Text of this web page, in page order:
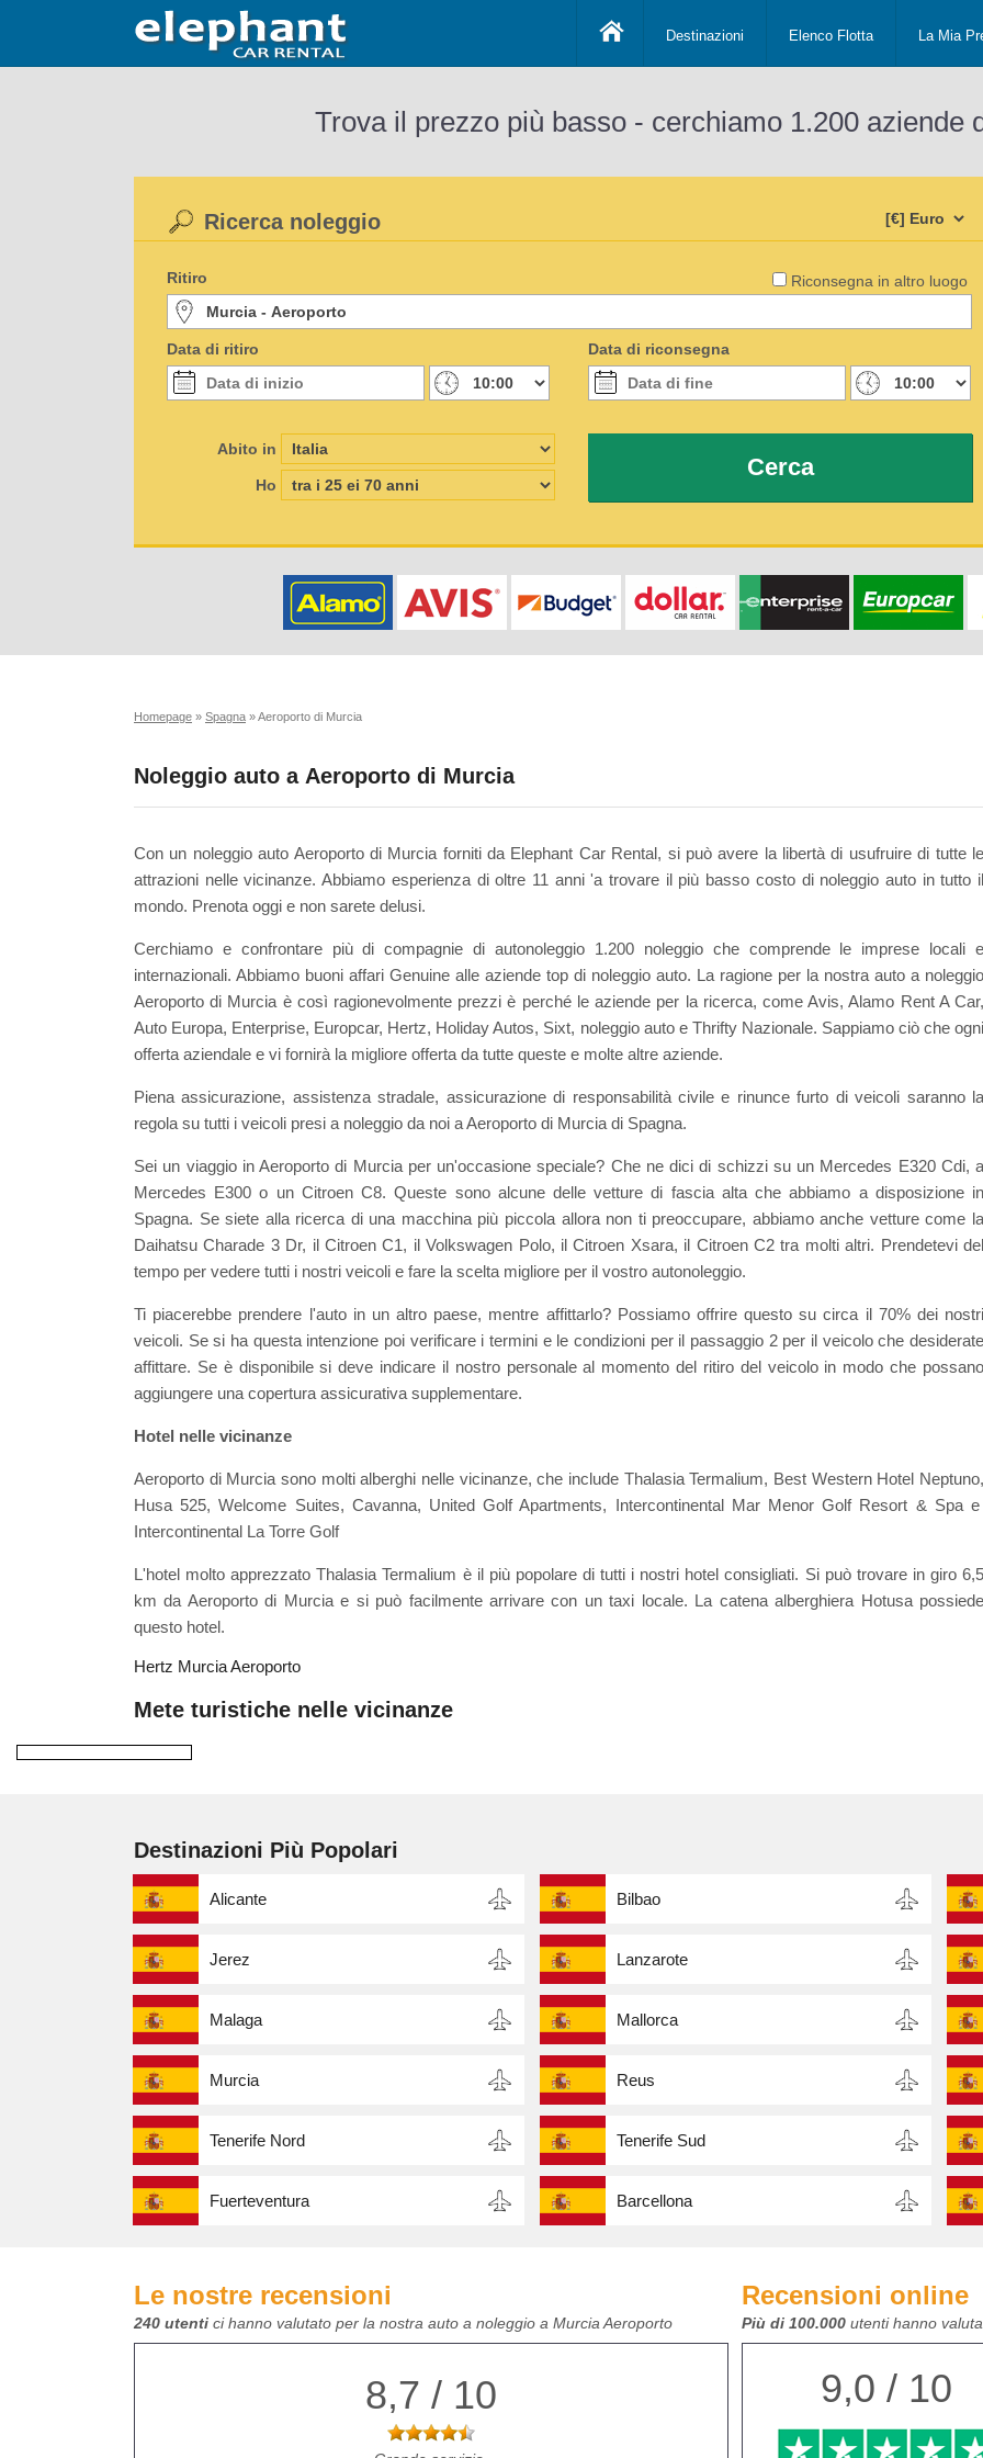
Destinazioni Elenco Flotta La Mia
Trova il prezzo più basso - cerchiamo 1.200 aziende
Riconsegna in altro luogo
Ricerca noleggio
Ritiro
Data di ritiro Data di riconsegna
Abito in
Ho
Cerca
Homepage » Spagna »Aeroporto di Murcia
Noleggio auto a Aeroporto di Murcia
Con un noleggio auto Aeroporto di Murcia forniti da Elephant Car Rental, si può avere la libertà di usufruire di tutte le
attrazioni nelle vicinanze. Abbiamo esperienza di oltre 11 anni 'a trovare il più basso costo di noleggio auto in tutto il
mondo. Prenota oggi e non sarete delusi.
Cerchiamo e confrontare più di compagnie di autonoleggio 1.200 noleggio che comprende le imprese locali e
internazionali. Abbiamo buoni affari Genuine alle aziende top di noleggio auto. La ragione per la nostra auto a noleggio
Aeroporto di Murcia è così ragionevolmente prezzi è perché le aziende per la ricerca, come Avis, Alamo Rent A Car,
Auto Europa, Enterprise, Europcar, Hertz, Holiday Autos, Sixt, noleggio auto e Thrifty Nazionale. Sappiamo ciò che ogni
offerta aziendale e vi fornirà la migliore offerta da tutte queste e molte altre aziende.
Piena assicurazione, assistenza stradale, assicurazione di responsabilità civile e rinunce furto di veicoli saranno la
regola su tutti i veicoli presi a noleggio da noi a Aeroporto di Murcia di Spagna.
Sei un viaggio in Aeroporto di Murcia per un'occasione speciale? Che ne dici di schizzi su un Mercedes E320 Cdi, a
Mercedes E300 o un Citroen C8. Queste sono alcune delle vetture di fascia alta che abbiamo a disposizione in
Spagna. Se siete alla ricerca di una macchina più piccola allora non ti preoccupare, abbiamo anche vetture come la
Daihatsu Charade 3 Dr, il Citroen C1, il Volkswagen Polo, il Citroen Xsara, il Citroen C2 tra molti altri. Prendetevi del
tempo per vedere tutti i nostri veicoli e fare la scelta migliore per il vostro autonoleggio.
Ti piacerebbe prendere l'auto in un altro paese, mentre affittarlo? Possiamo offrire questo su circa il 70% dei nostri
veicoli. Se si ha questa intenzione poi verificare i termini e le condizioni per il passaggio 2 per il veicolo che desiderate
affittare. Se è disponibile si deve indicare il nostro personale al momento del ritiro del veicolo in modo che possano
aggiungere una copertura assicurativa supplementare.
Hotel nelle vicinanze
Aeroporto di Murcia sono molti alberghi nelle vicinanze, che include Thalasia Termalium, Best Western Hotel Neptuno,
Husa 525, Welcome Suites, Cavanna, United Golf Apartments, Intercontinental Mar Menor Golf Resort & Spa e
Intercontinental La Torre Golf
L'hotel molto apprezzato Thalasia Termalium è il più popolare di tutti i nostri hotel consigliati. Si può trovare in giro 6,5
km da Aeroporto di Murcia e si può facilmente arrivare con un taxi locale. La catena alberghiera Hotusa possiede
questo hotel.
Hertz Murcia Aeroporto
Mete turistiche nelle vicinanze
Destinazioni Più Popolari
Alicante Bilbao
Jerez Lanzarote
Malaga Mallorca
Murcia Reus
Tenerife Nord Tenerife Sud
Fuerteventura Barcellona
Le nostre recensioni
240 utenti ci hanno valutato per la nostra auto a noleggio a Murcia Aeroporto
8,7 / 10
Recensioni online
Più di 100.000 utenti hanno
9,0 / 10